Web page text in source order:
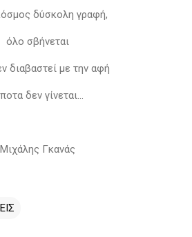
δύσκολη γραφή,
όλο σβήνεται
διαβαστεί με την αφή
δεν γίνεται...
Μιχάλης Γκανάς